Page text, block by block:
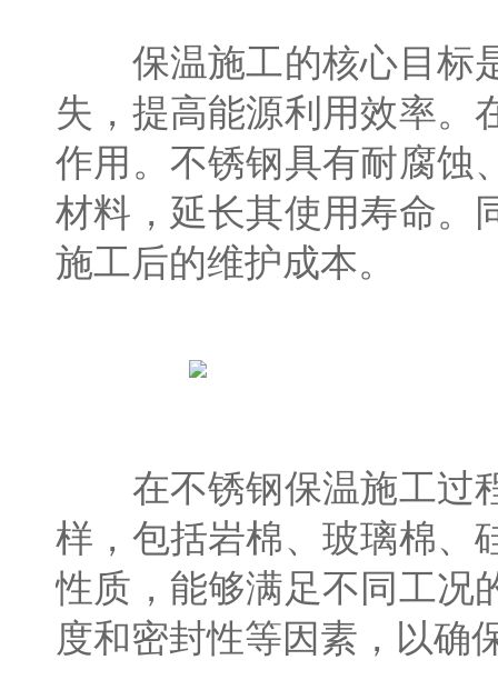
保温施工的核心目标是
失，提高能源利用效率。
作用。不锈钢具有耐腐蚀
材料，延长其使用寿命。
施工后的维护成本。
在不锈钢保温施工过程
样，包括岩棉、玻璃棉、
性质，能够满足不同工况
度和密封性等因素，以确